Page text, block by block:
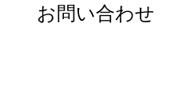
お問い合わせ